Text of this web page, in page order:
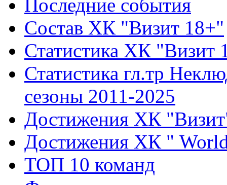
Последние события
Состав ХК "Визит 18+"
Статистика ХК "Визит
Статистика гл.тр
сезоны 2011-2025
Достижения ХК
Достижения ХК "
ТОП 10 команд